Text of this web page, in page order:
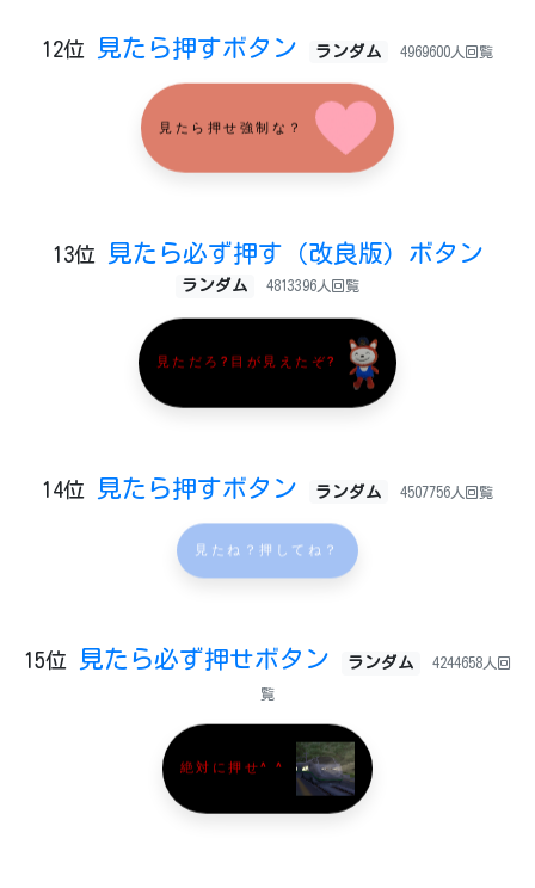
12位 見たら押すボタン ランダム 4969600人回覧
見たら押せ強制な？
13位 見たら必ず押す（改良版）ボタン
ランダム 4813396人回覧
見ただろ?目が見えたぞ?
14位 見たら押すボタン ランダム 4507756人回覧
見たね？押してね？
15位 見たら必ず押せボタン ランダム 4244658人回
覧
絶対に押せ^ ^